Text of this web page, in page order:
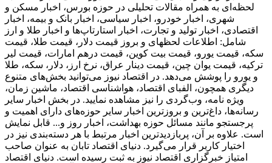
لحظه‌ای به همراه مقالات تحلیلی در حوزه بورس، اخبار مسکن و
شهری، اخبار خودرو، اخبار سیاسی، اخبار بانک و بیمه، اخبار
اقتصادی، اخبار تولید و تجارت، اخبار استارتاپ‌ها و اخبار طلا و ارز
شامل: اطلاعات لحظهای و بروز قیمت دلار، قیمت طلا، قیمت
سکه، قیمت یورو، قیمت بیت کوین، قیمت درهم امارات، قیمت لیر
ترکیه، قیمت یوان چین، قیمت دینار عراق، نرخ ارز، دلار، سکه، طلا
و یورو را پوشش می‌دهد. در اقتصاد نیوز می‌توانید بخش‌های متنوع
دیگری همچون، الفبای اقتصاد، هواشناسی اقتصاد، ماشین زمان،
ویژه نامه، وب‌گردی را نیز مشاهده نمایید. در بخش اخبار سایر
رسانه‌ها، داغ‌ترین و بروزترین اخبار سایر حوزه‌های دارای اهمیت و
پرجستجو مانند مسائل حوزه بهداشت، اخبار روز و... قابل نمایش
است. علاوه بر آن، پربازدیدترین اخبار مرتبط با هر دسته‌بندی نیز در
اختیار کاربر قرار می‌گیرد. دنیای اقتصاد تابان به عنوان صاحب
امتیاز خبرگزاری اقتصاد نیوز به ثبت رسیده است. دنیای اقتصاد